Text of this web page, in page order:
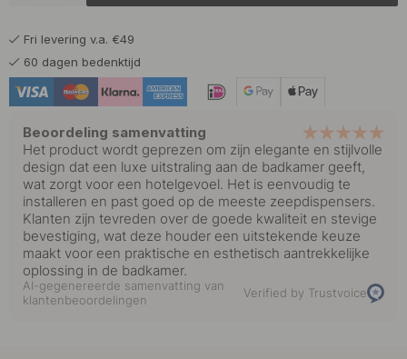
Op voorraad
Fri levering v.a. €49
60 dagen bedenktijd
Beoordeling samenvatting
Het product wordt geprezen om zijn elegante en stijlvolle
design dat een luxe uitstraling aan de badkamer geeft,
wat zorgt voor een hotelgevoel. Het is eenvoudig te
installeren en past goed op de meeste zeepdispensers.
Klanten zijn tevreden over de goede kwaliteit en stevige
bevestiging, wat deze houder een uitstekende keuze
maakt voor een praktische en esthetisch aantrekkelijke
oplossing in de badkamer.
AI-gegenereerde samenvatting van
klantenbeoordelingen
Verified by Trustvoice